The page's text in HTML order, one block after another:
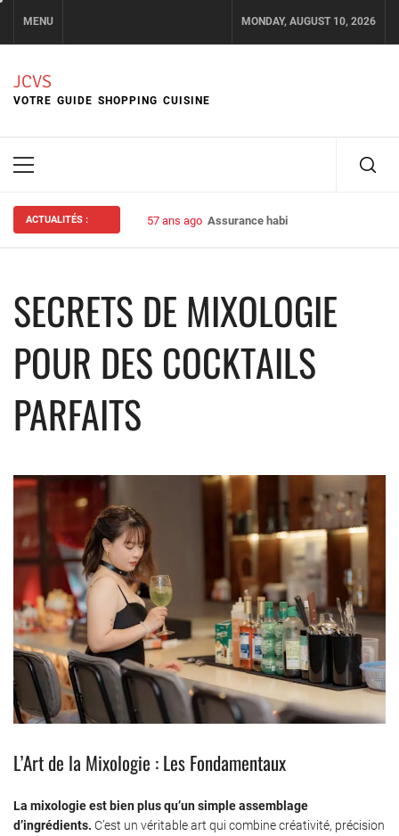
content
MENU MONDAY, AUGUST 10, 2026
JCVS
VOTRE GUIDE SHOPPING CUISINE
Primary
ACTUALITÉS : 57 ans ago Assurance habitation : bien choisir
SECRETS DE MIXOLOGIE
POUR DES COCKTAILS
PARFAITS
L’Art de la Mixologie : Les Fondamentaux
La mixologie est bien plus qu’un simple assemblage
d’ingrédients. C’est un véritable art qui combine créativité, précision